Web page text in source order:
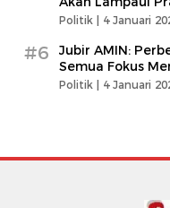
Politik | 4 Januari
#6
Jubir AMIN:
Semua Fokus
Politik | 4 Januari